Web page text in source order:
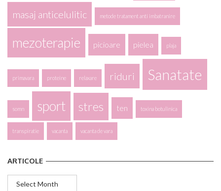
masaj anticelulitic metode tratament anti imbatranire
mezoterapie picioare pielea plaja
primavara proteine relaxare riduri Sanatate
somn sport stres ten toxina botulinica
transpiratie vacanta vacanta de vara
ARTICOLE
Articole